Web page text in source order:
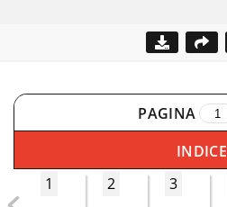
PAGINA
INDICE
1
2 3